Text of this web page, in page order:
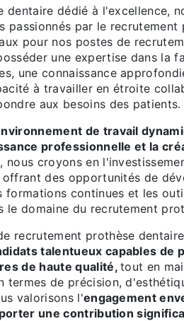
dentaire dédié à l'excellence,
passionnés par le recrutement
pour nos postes de
une expertise dans la
une connaissance
à travailler en étroite
aux besoins des patients.
de travail
professionnelle et la
nous croyons en
offrant des opportunités de
formations continues et les
le domaine du recrutement
recrutement prothèse
talentueux capables de
de haute qualité,tout en
termes de précision,
valorisons l'engagement
une contribution